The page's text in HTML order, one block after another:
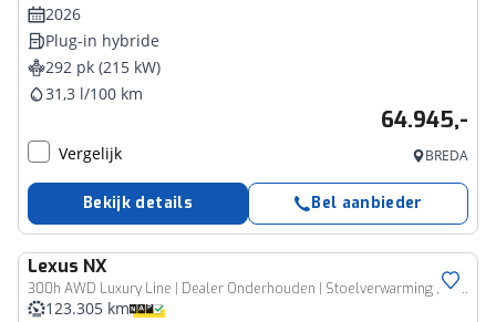
2026
Plug-in hybride
292 pk (215 kW)
31,3 l/100 km
64.945,-
Vergelijk BREDA
Bekijk details Bel aanbieder
Lexus NX
300h AWD Luxury Line | Dealer Onderhouden | Stoelverwarming | LED-Verlichting | Navigatie | Cruise Control | Lederen Bekleding |
123.305 km